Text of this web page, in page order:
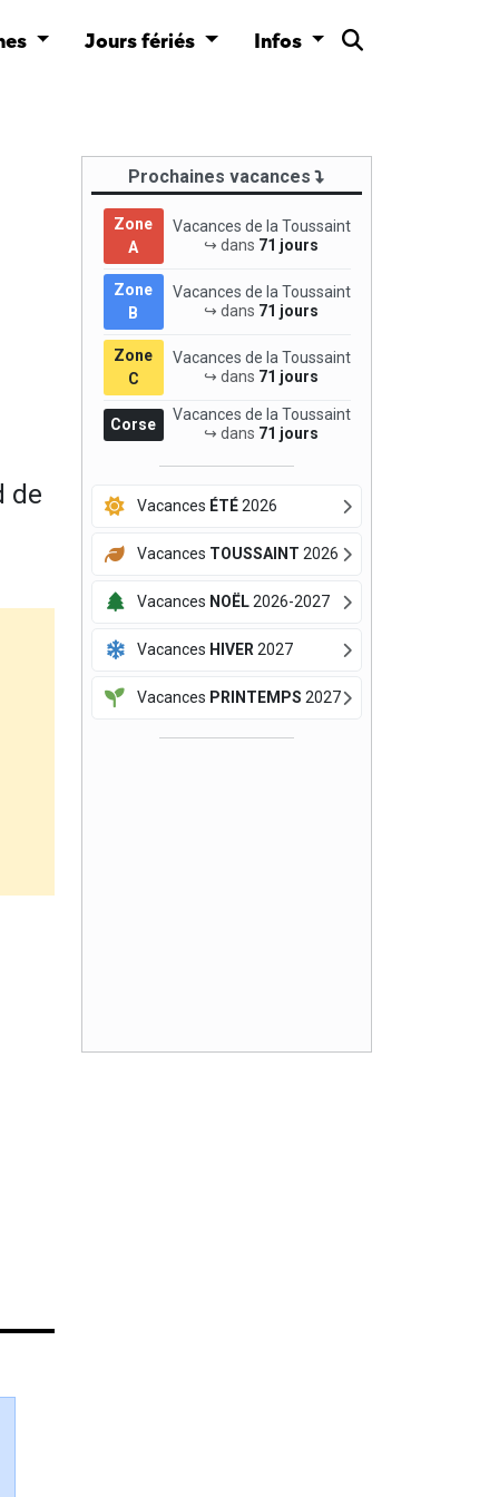
Jours fériés Infos
de
Prochaines vacances
Zone
A
Vacances de la Toussaint
↪ dans 71 jours
Zone
B
Vacances de la Toussaint
↪ dans 71 jours
Zone
C
Vacances de la Toussaint
↪ dans 71 jours
Corse
Vacances de la Toussaint
↪ dans 71 jours
Vacances ÉTÉ2026
Vacances TOUSSAINT 2026
Vacances NOËL2026-2027
Vacances HIVER 2027
Vacances PRINTEMPS 2027